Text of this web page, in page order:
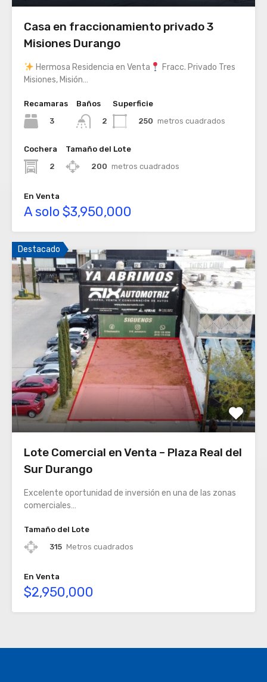
Casa en fraccionamiento privado 3
Misiones Durango
Hermosa Residencia en Venta
Fracc. Privado Tres
Misiones, Misión…
Recamaras
3
Baños
2
Superficie
250 metros cuadrados
Cochera
2
Tamaño del Lote
200 metros cuadrados
En Venta
A solo $3,950,000
Destacado
Lote Comercial en Venta – Plaza Real del
Sur Durango
Excelente oportunidad de inversión en una de las zonas
comerciales…
Tamaño del Lote
315 Metros cuadrados
En Venta
$2,950,000